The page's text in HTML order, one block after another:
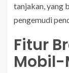
tanjakan, yang
pengemudi
Fitur
Mobil-